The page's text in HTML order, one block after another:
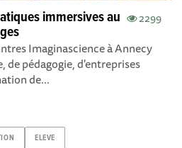
2299
immersives au
Imaginascience à Annecy
de pédagogie, d'entreprises
de...
ELEVE